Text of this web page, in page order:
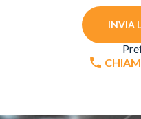
INVIA